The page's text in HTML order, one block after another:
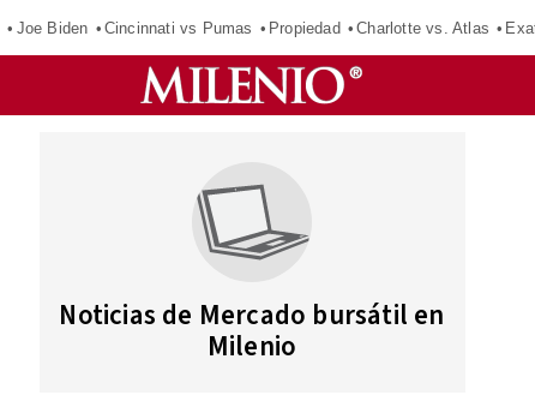
Joe Biden Cincinnati vs Pumas Propiedad Charlotte vs. Atlas
Noticias de Mercado bursátil en
Milenio